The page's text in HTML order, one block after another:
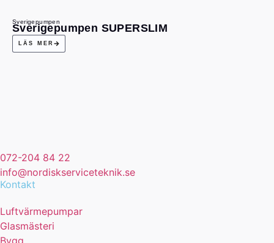
Sverigepumpen
Sverigepumpen SUPERSLIM
LÄS MER
072-204 84 22
info@nordiskserviceteknik.se
Kontakt
Luftvärmepumpar
Glasmästeri